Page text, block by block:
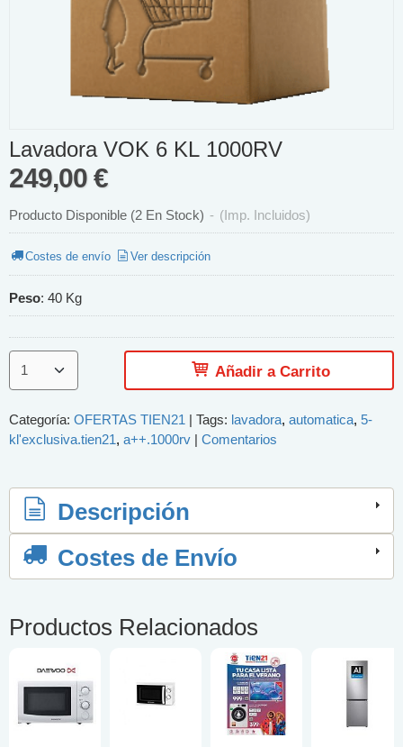
Lavadora VOK 6 KL 1000RV
249,00 €
Producto Disponible (2 En Stock) - (Imp. Incluidos)
Costes de envío Ver descripción
Peso: 40 Kg
Añadir a Carrito
Categoría: OFERTAS TIEN21 | Tags: lavadora automatica 5-
kl'exclusiva.tien21 a++.1000rv | Comentarios
Descripción
Costes de Envío
Productos Relacionados